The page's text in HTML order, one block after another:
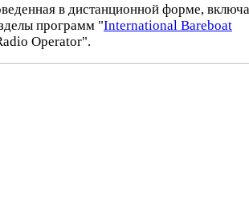
в дистанционной форме,
программ "International Bareboat
Operator".